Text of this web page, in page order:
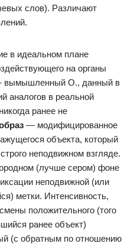
слов). Различают
в идеальном плане
на органы
О., данный в
аналогов в реальной
ранее не
— модифицированное
объекта, который
неподвижном взгляде.
(лучше сером) фоне
неподвижной (или
метки. Интенсивность,
положительного (того
ранее объект)
(с обратным по отношению